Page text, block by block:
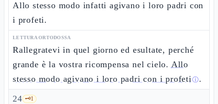
Allo stesso modo infatti agivano i loro padri con
i profeti.
LETTURA ORTODOSSA
Rallegratevi in quel giorno ed esultate, perché
grande è la vostra ricompensa nel cielo. Allo
stesso modo agivano i loro padri con i profetiⓘ.
24 🗝️1